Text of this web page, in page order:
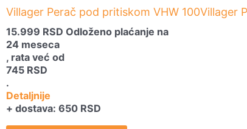
Villager Perač pod pritiskom VHW 100Villager
15.999 RSD Odloženo plaćanje na
24 meseca
, rata već od
745 RSD
.
Detaljnije
+ dostava: 650 RSD